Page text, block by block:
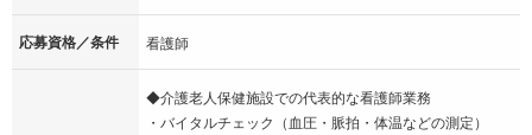
応募資格／条件 看護師
◆介護老人保健施設での代表的な看護師業務
・バイタルチェック（血圧・脈拍・体温などの測定）